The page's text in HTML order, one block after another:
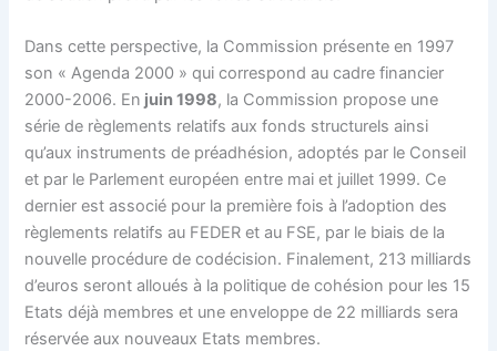
Dans cette perspective, la Commission présente en 1997
son « Agenda 2000 » qui correspond au cadre financier
2000-2006. En juin 1998, la Commission propose une
série de règlements relatifs aux fonds structurels ainsi
qu’aux instruments de préadhésion, adoptés par le Conseil
et par le Parlement européen entre mai et juillet 1999. Ce
dernier est associé pour la première fois à l’adoption des
règlements relatifs au FEDER et au FSE, par le biais de la
nouvelle procédure de codécision. Finalement, 213 milliards
d’euros seront alloués à la politique de cohésion pour les 15
Etats déjà membres et une enveloppe de 22 milliards sera
réservée aux nouveaux Etats membres.